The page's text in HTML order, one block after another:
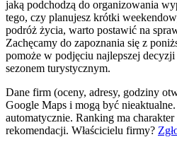
jaką podchodzą do organizowania
tego, czy planujesz krótki
podróż życia, warto postawić na
Zachęcamy do zapoznania się z
pomoże w podjęciu najlepszej
sezonem turystycznym.
Dane firm (oceny, adresy, godziny
Google Maps i mogą być
automatycznie. Ranking ma
rekomendacji. Właścicielu firmy?